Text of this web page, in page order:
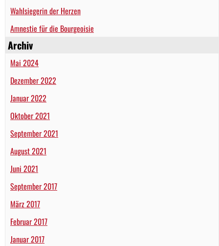
Wahlsiegerin der Herzen
Amnestie für die Bourgeoisie
Archiv
Mai 2024
Dezember 2022
Januar 2022
Oktober 2021
September 2021
August 2021
Juni 2021
September 2017
März 2017
Februar 2017
Januar 2017